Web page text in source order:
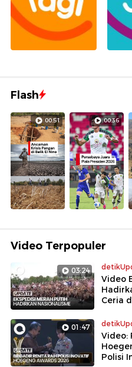
Flash
00:51 00:36
Video Terpopuler
03:24
Video
Ceria
01:47
Video:
Polisi